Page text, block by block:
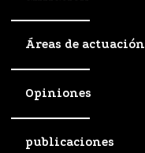
Áreas de actuación
Opiniones
publicaciones